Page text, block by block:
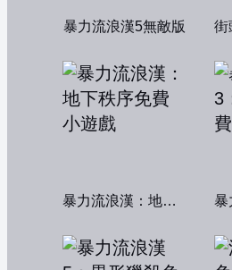
暴力流浪漢5無敵版
暴力流浪漢：地下秩序